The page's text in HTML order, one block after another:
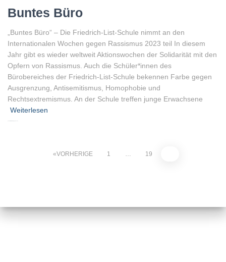
Buntes Büro
„Buntes Büro“ – Die Friedrich-List-Schule nimmt an den
Internationalen Wochen gegen Rassismus 2023 teil In diesem
Jahr gibt es wieder weltweit Aktionswochen der Solidarität mit den
Opfern von Rassismus. Auch die Schüler*innen des
Bürobereiches der Friedrich-List-Schule bekennen Farbe gegen
Ausgrenzung, Antisemitismus, Homophobie und
Rechtsextremismus. An der Schule treffen junge Erwachsene
Weiterlesen
VORHERIGE 1 … 19